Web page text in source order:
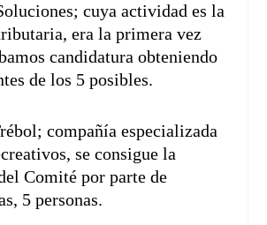
cuya actividad es la
era la primera vez
candidatura obteniendo
de los 5 posibles.
compañía especializada
se consigue la
Comité por parte de
5 personas.